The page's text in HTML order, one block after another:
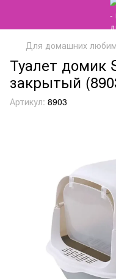
Для домашних
Туалет домик
закрытый
Артикул: 8903